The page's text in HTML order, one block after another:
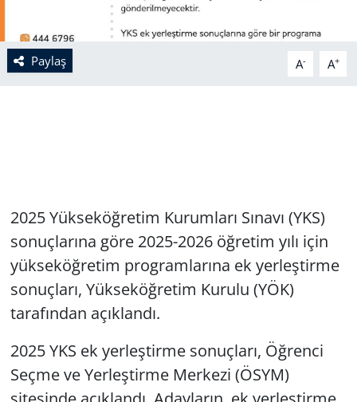
Paylaş A- A+
2025 Yükseköğretim Kurumları Sınavı (YKS)
sonuçlarına göre 2025-2026 öğretim yılı için
yükseköğretim programlarına ek yerleştirme
sonuçları, Yükseköğretim Kurulu (YÖK)
tarafından açıklandı.
2025 YKS ek yerleştirme sonuçları, Öğrenci
Seçme ve Yerleştirme Merkezi (ÖSYM)